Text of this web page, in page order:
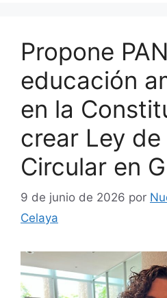
Propone
educación
en la
crear Ley de
Circular en
9 de junio de 2026 por
Celaya